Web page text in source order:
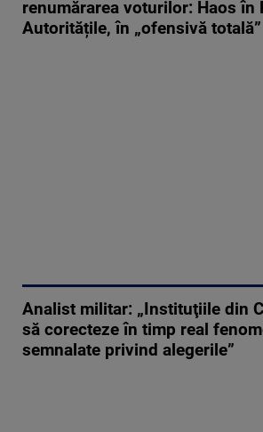
renumărarea voturilor: Haos în
Autoritățile, în „ofensivă totală”
Analist militar: „Instituţiile din
să corecteze în timp real
semnalate privind alegerile”